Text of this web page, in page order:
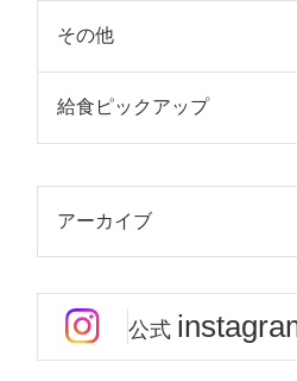
その他
給食ピックアップ
アーカイブ
公式